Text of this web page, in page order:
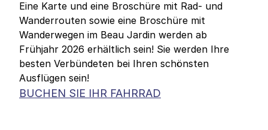
Eine Karte und eine Broschüre mit Rad- und
Wanderrouten sowie eine Broschüre mit
Wanderwegen im Beau Jardin werden ab
Frühjahr 2026 erhältlich sein! Sie werden Ihre
besten Verbündeten bei Ihren schönsten
Ausflügen sein!
BUCHEN SIE IHR FAHRRAD